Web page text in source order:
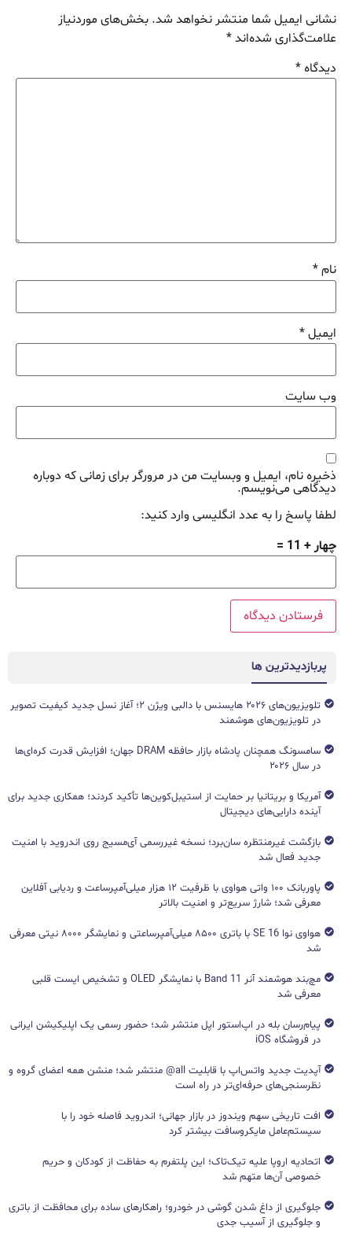
نشانی ایمیل شما منتشر نخواهد شد. بخش‌های موردنیاز
علامت‌گذاری شده‌اند*
دیدگاه*
نام*
ایمیل*
وب‌ سایت
ذخیره نام، ایمیل و وبسایت من در مرورگر برای زمانی که دوباره
دیدگاهی می‌نویسم.
لطفا پاسخ را به عدد انگلیسی وارد کنید:
چهار + 11 =
پربازدیدترین ها
تلویزیون‌های ۲۰۲۶ هایسنس با دالبی ویژن ۲؛ آغاز نسل جدید کیفیت تصویر
در تلویزیون‌های هوشمند
سامسونگ همچنان پادشاه بازار حافظه DRAM جهان؛ افزایش قدرت کره‌ای‌ها
در سال ۲۰۲۶
آمریکا و بریتانیا بر حمایت از استیبل‌کوین‌ها تأکید کردند؛ همکاری جدید برای
آینده دارایی‌های دیجیتال
بازگشت غیرمنتظره سان‌برد؛ نسخه غیررسمی آی‌مسیج روی اندروید با امنیت
جدید فعال شد
پاوربانک ۱۰۰ واتی هواوی با ظرفیت ۱۲ هزار میلی‌آمپرساعت و ردیابی آفلاین
معرفی شد؛ شارژ سریع‌تر و امنیت بالاتر
هواوی نوا 16 SE با باتری ۸۵۰۰ میلی‌آمپرساعتی و نمایشگر ۸۰۰۰ نیتی معرفی
شد
مچ‌بند هوشمند آنر Band 11 با نمایشگر OLED و تشخیص ایست قلبی
معرفی شد
پیام‌رسان بله در اپ‌استور اپل منتشر شد؛ حضور رسمی یک اپلیکیشن ایرانی
در فروشگاه iOS
آپدیت جدید واتس‌اپ با قابلیت all@ منتشر شد؛ منشن همه اعضای گروه و
نظرسنجی‌های حرفه‌ای‌تر در راه است
افت تاریخی سهم ویندوز در بازار جهانی؛ اندروید فاصله خود را با
سیستم‌عامل مایکروسافت بیشتر کرد
اتحادیه اروپا علیه تیک‌تاک؛ این پلتفرم به حفاظت از کودکان و حریم
خصوصی آن‌ها متهم شد
جلوگیری از داغ شدن گوشی در خودرو؛ راهکارهای ساده برای محافظت از باتری
و جلوگیری از آسیب جدی